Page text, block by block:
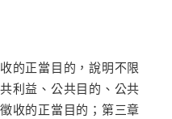
的正當目的，說明不限
利益、公共目的、公共
收的正當目的；第三章